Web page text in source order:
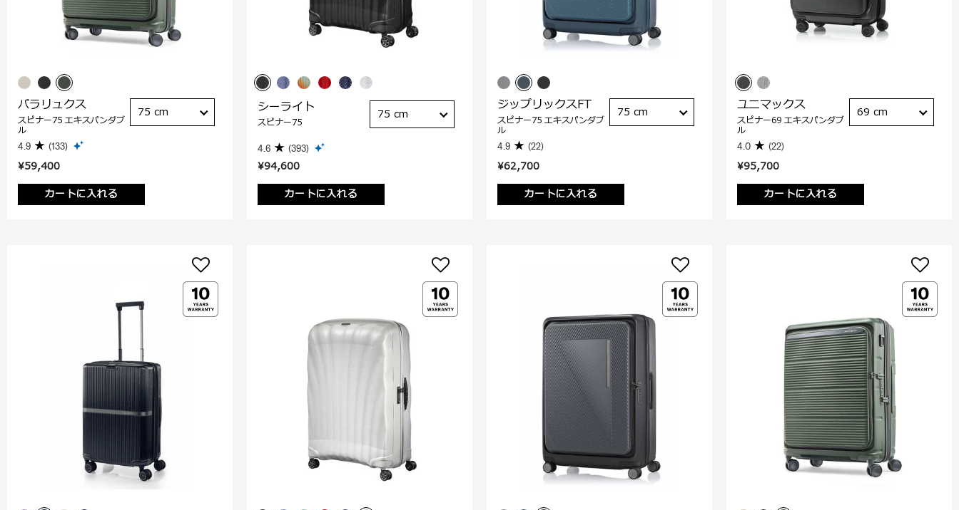
¥59,400
カートに入れる
パラリュクス
スピナー75 エキスパンダブ
ル
4.9 (133)
75 cm
¥94,600
カートに入れる
シーライト
スピナー75
4.6 (393)
75 cm
¥62,700
カートに入れる
ジップリックスFT
スピナー75 エキスパンダブ
ル
4.9 (22)
75 cm
¥95,700
カートに入れる
ユニマックス
スピナー69 エキスパンダブ
ル
4.0 (22)
69 cm